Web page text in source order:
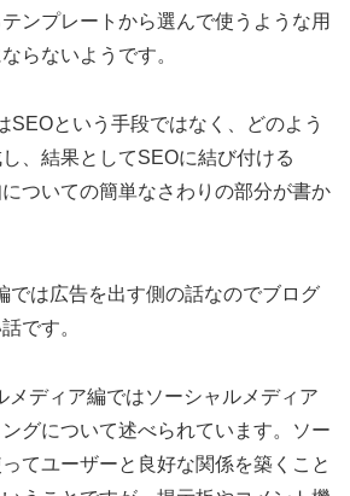
ンプレートから選んで使うような用
らないようです。
SEOという手段ではなく、どのよう
、結果としてSEOに結び付ける
ついての簡単なさわりの部分が書か
では広告を出す側の話なのでブログ
です。
メディア編ではソーシャルメディア
グについて述べられています。ソー
てユーザーと良好な関係を築くこと